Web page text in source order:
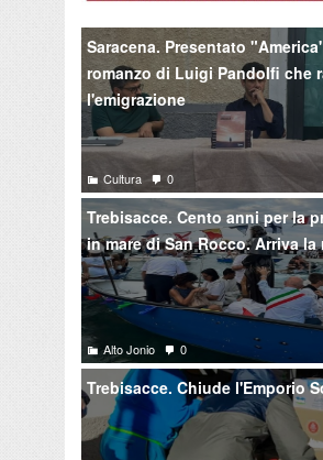
Saracena. Presentato
romanzo di Luigi Pandolfi che
l'emigrazione
Cultura 0
Trebisacce. Cento anni per la
in mare di San Rocco. Arriva la
Alto Jonio 0
Trebisacce. Chiude l'Emporio